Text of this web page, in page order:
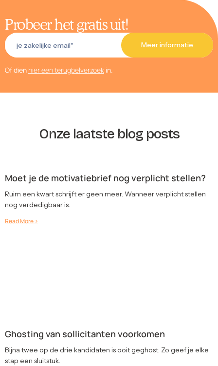
Probeer het gratis uit!
Of dien hier een terugbelverzoek in.
Onze laatste blog posts
Moet je de motivatiebrief nog verplicht stellen?
Ruim een kwart schrijft er geen meer. Wanneer verplicht stellen
nog verdedigbaar is.
Read More >
Ghosting van sollicitanten voorkomen
Bijna twee op de drie kandidaten is ooit geghost. Zo geef je elke
stap een sluitstuk.